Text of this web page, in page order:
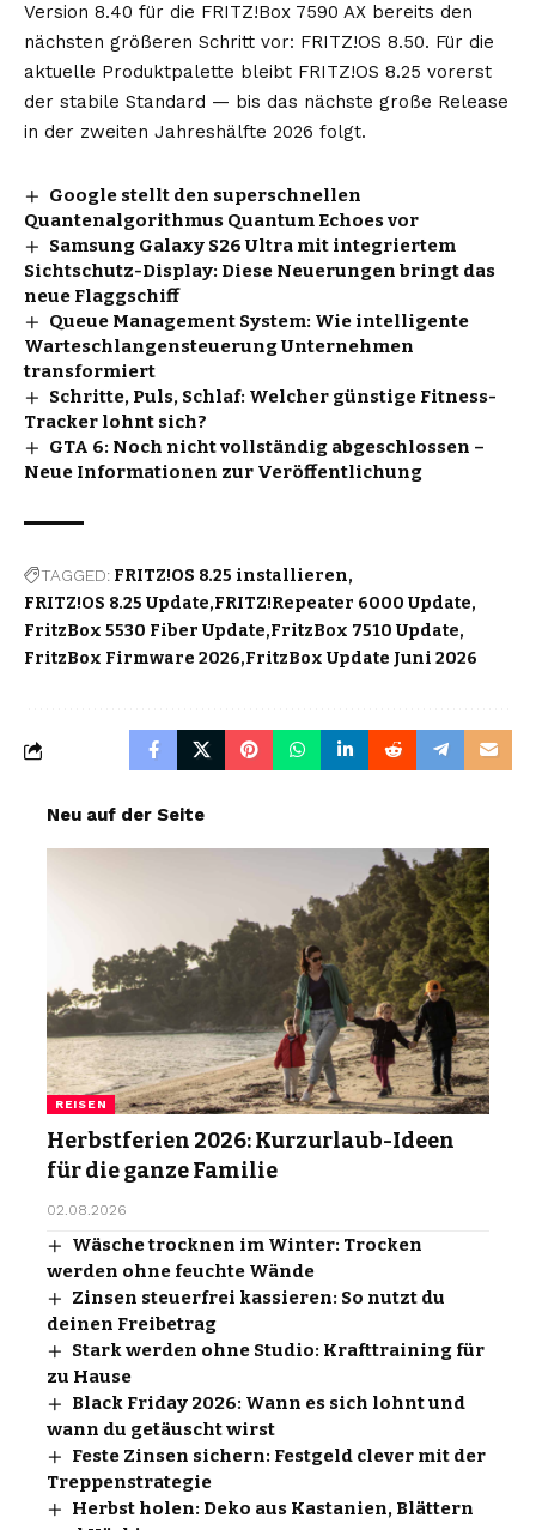
Version 8.40 für die FRITZ!Box 7590 AX bereits den
nächsten größeren Schritt vor: FRITZ!OS 8.50. Für die
aktuelle Produktpalette bleibt FRITZ!OS 8.25 vorerst
der stabile Standard — bis das nächste große Release
in der zweiten Jahreshälfte 2026 folgt.
Google stellt den superschnellen
Quantenalgorithmus Quantum Echoes vor
Samsung Galaxy S26 Ultra mit integriertem
Sichtschutz-Display: Diese Neuerungen bringt das
neue Flaggschiff
Queue Management System: Wie intelligente
Warteschlangensteuerung Unternehmen
transformiert
Schritte, Puls, Schlaf: Welcher günstige Fitness-
Tracker lohnt sich?
GTA 6: Noch nicht vollständig abgeschlossen –
Neue Informationen zur Veröffentlichung
TAGGED: FRITZ!OS 8.25 installieren
FRITZ!OS 8.25 Update FRITZ!Repeater 6000 Update
FritzBox 5530 Fiber Update FritzBox 7510 Update
FritzBox Firmware 2026 FritzBox Update Juni 2026
Neu auf der Seite
REISEN
Herbstferien 2026: Kurzurlaub-Ideen
für die ganze Familie
02.08.2026
Wäsche trocknen im Winter: Trocken
werden ohne feuchte Wände
Zinsen steuerfrei kassieren: So nutzt du
deinen Freibetrag
Stark werden ohne Studio: Krafttraining für
zu Hause
Black Friday 2026: Wann es sich lohnt und
wann du getäuscht wirst
Feste Zinsen sichern: Festgeld clever mit der
Treppenstrategie
Herbst holen: Deko aus Kastanien, Blättern